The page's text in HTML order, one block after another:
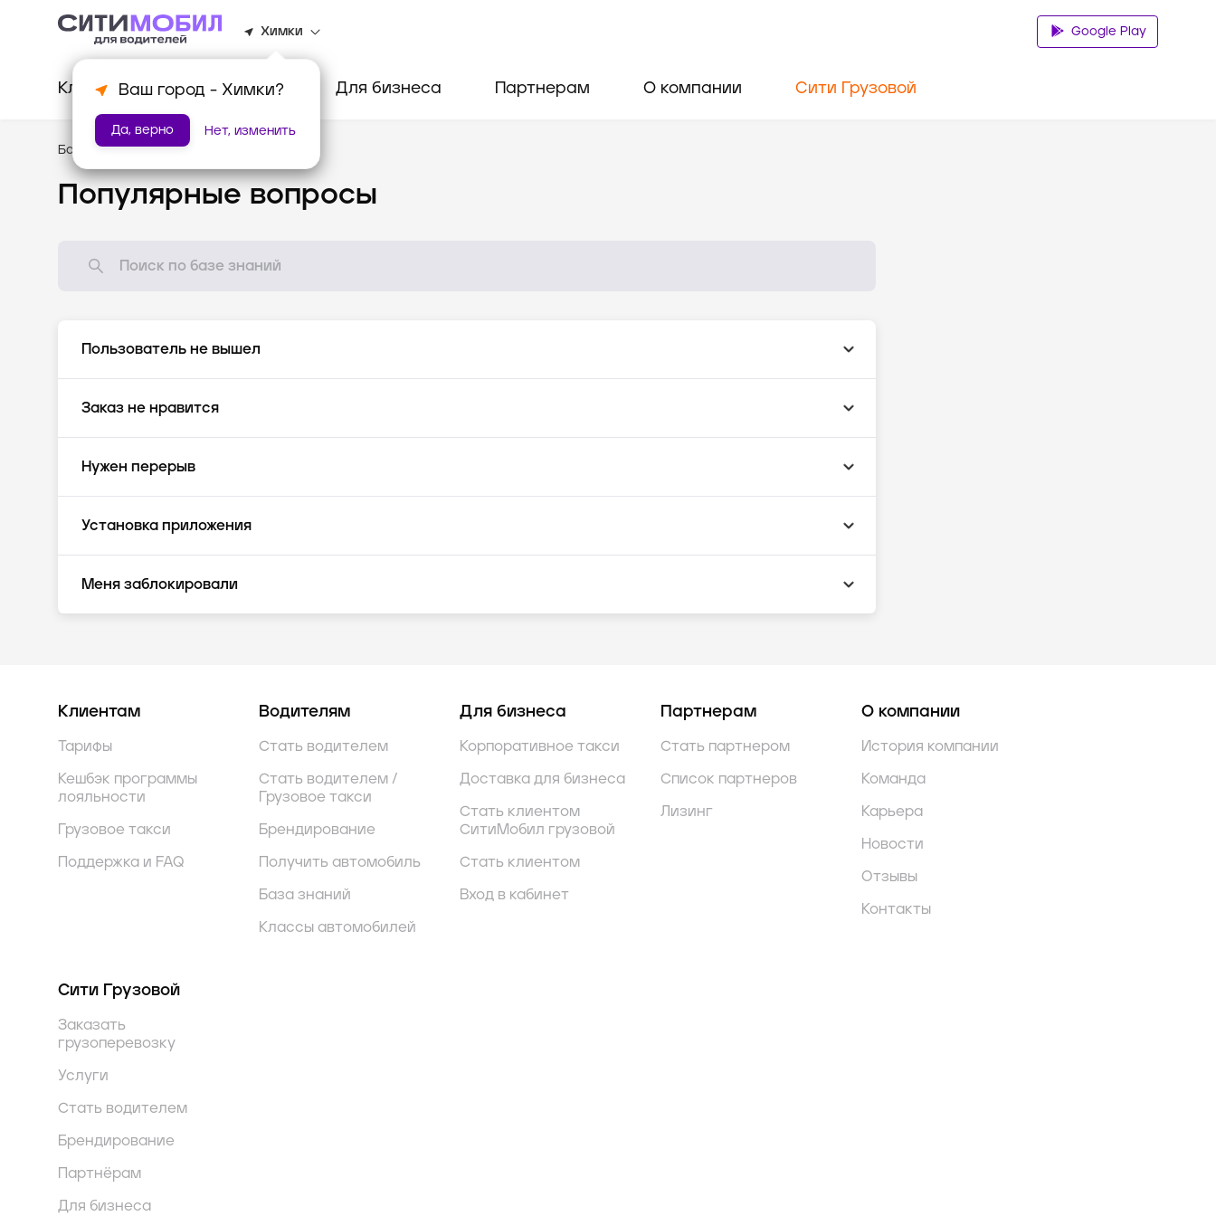
Химки
Ваш город - Химки?
Да, верно Нет, изменить
Google Play
Клиентам Водителям Для бизнеса Партнерам О компании Сити Грузовой
База знаний /Популярные вопросы
Популярные вопросы
Пользователь не вышел
Заказ не нравится
Нужен перерыв
Установка приложения
Меня заблокировали
Клиентам
Тарифы
Кешбэк программы
лояльности
Грузовое такси
Поддержка и FAQ
Водителям
Стать водителем
Стать водителем /
Грузовое такси
Брендирование
Получить автомобиль
База знаний
Классы автомобилей
Для бизнеса
Корпоративное такси
Доставка для бизнеса
Стать клиентом
СитиМобил грузовой
Стать клиентом
Вход в кабинет
Партнерам
Стать партнером
Список партнеров
Лизинг
О компании
История компании
Команда
Карьера
Новости
Отзывы
Контакты
Сити Грузовой
Заказать
грузоперевозку
Услуги
Стать водителем
Брендирование
Партнёрам
Для бизнеса